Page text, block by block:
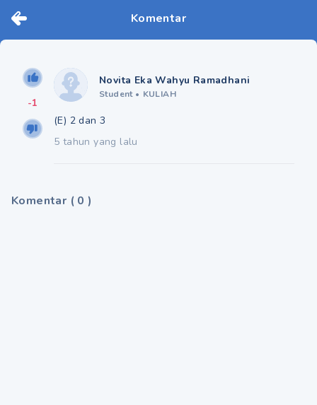
Komentar
-1
Novita Eka Wahyu Ramadhani
Student • KULIAH
(E) 2 dan 3
5 tahun yang lalu
Komentar ( 0 )